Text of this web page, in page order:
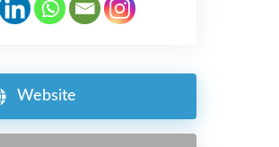
Website